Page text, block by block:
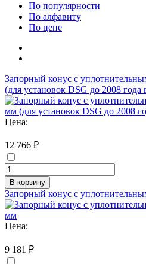
По популярности
По алфавиту
По цене
Запорный конус с
(для установок DSG до 2008 года
Цена:
12 766 ₽
В корзину
Запорный конус с
Цена:
9 181 ₽